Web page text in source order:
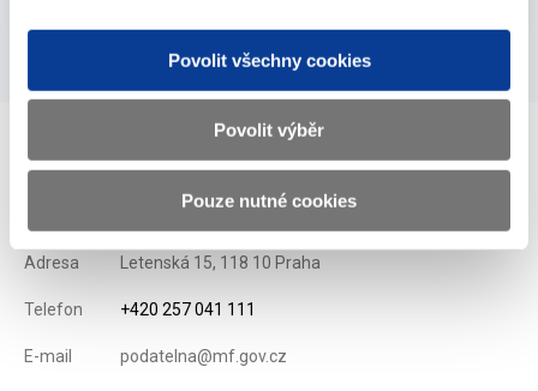
Povolit všechny cookies
Povolit výběr
Pouze nutné cookies
Ministerstvo financí ČR
Adresa Letenská 15, 118 10 Praha
Telefon +420 257 041 111
E-mail podatelna@mf.gov.cz